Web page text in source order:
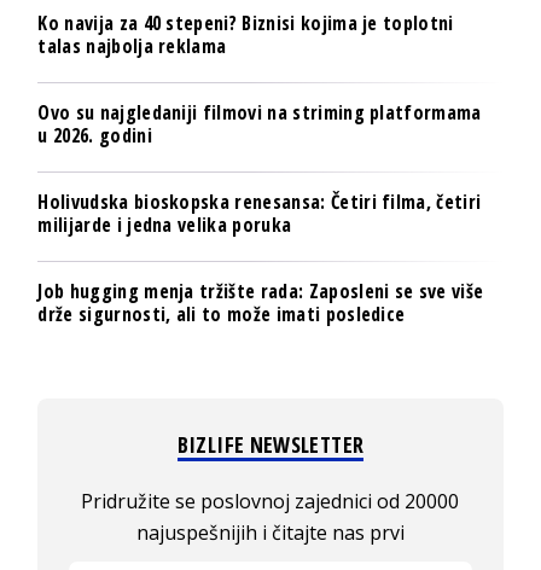
Ko navija za 40 stepeni? Biznisi kojima je toplotni
talas najbolja reklama
Ovo su najgledaniji filmovi na striming platformama
u 2026. godini
Holivudska bioskopska renesansa: Četiri filma, četiri
milijarde i jedna velika poruka
Job hugging menja tržište rada: Zaposleni se sve više
drže sigurnosti, ali to može imati posledice
BIZLIFE NEWSLETTER
Pridružite se poslovnoj zajednici od 20000
najuspešnijih i čitajte nas prvi